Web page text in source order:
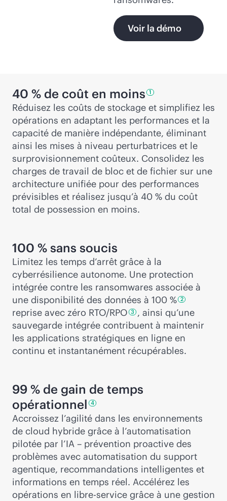
Voir la démo
40 % de coût en moins 1
Réduisez les coûts de stockage et simplifiez les
opérations en adaptant les performances et la
capacité de manière indépendante, éliminant
ainsi les mises à niveau perturbatrices et le
surprovisionnement coûteux. Consolidez les
charges de travail de bloc et de fichier sur une
architecture unifiée pour des performances
prévisibles et réalisez jusqu’à 40 % du coût
total de possession en moins.
100 % sans soucis
Limitez les temps d’arrêt grâce à la
cyberrésilience autonome. Une protection
intégrée contre les ransomwares associée à
une disponibilité des données à 100 % 2
reprise avec zéro RTO/RPO 3 , ainsi qu’une
sauvegarde intégrée contribuent à maintenir
les applications stratégiques en ligne en
continu et instantanément récupérables.
99 % de gain de temps
opérationnel 4
Accroissez l’agilité dans les environnements
de cloud hybride grâce à l’automatisation
pilotée par l’IA – prévention proactive des
problèmes avec automatisation du support
agentique, recommandations intelligentes et
informations en temps réel. Accélérez les
opérations en libre-service grâce à une gestion